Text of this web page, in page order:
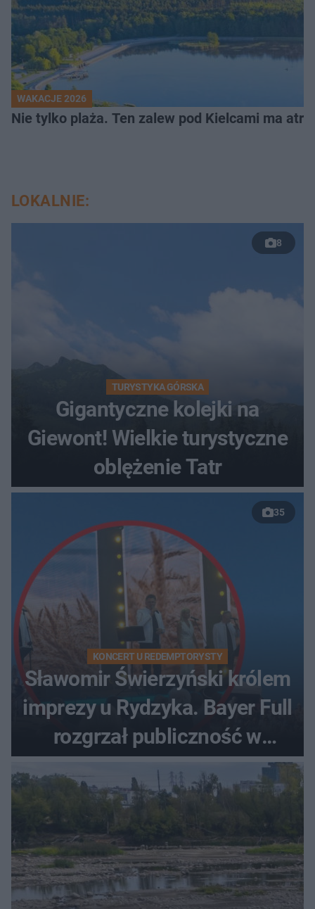
WAKACJE 2026
Nie tylko plaża. Ten zalew pod Kielcami ma
LOKALNIE:
8
TURYSTYKA GÓRSKA
Gigantyczne kolejki na
Giewont! Wielkie turystyczne
oblężenie Tatr
35
KONCERT U REDEMPTORYSTY
Sławomir Świerzyński królem
imprezy u Rydzyka. Bayer Full
rozgrzał publiczność w
Toruniu